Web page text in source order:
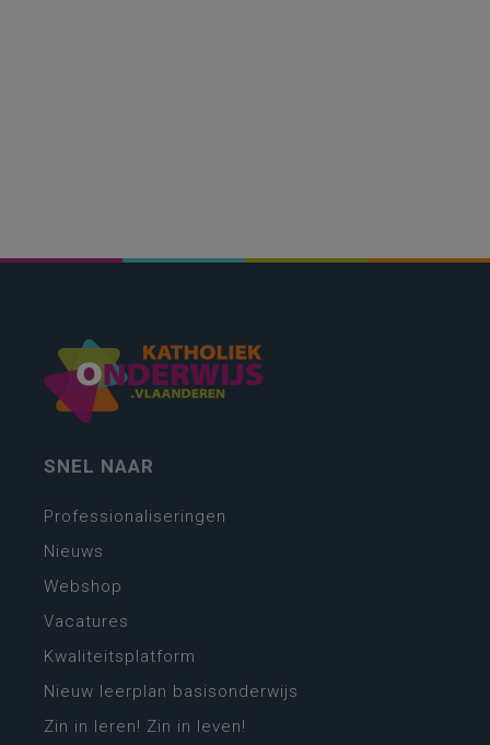
SNEL NAAR
Professionaliseringen
Nieuws
Webshop
Vacatures
Kwaliteitsplatform
Nieuw leerplan basisonderwijs
Zin in leren! Zin in leven!